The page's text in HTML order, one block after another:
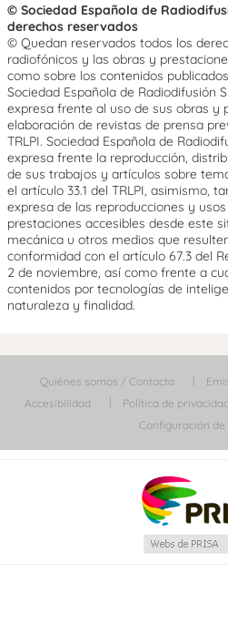
© Sociedad Española de
derechos reservados
© Quedan reservados todos los
radiofónicos y las obras y
como sobre los contenidos
Sociedad Española de Radiodifusión
expresa frente al uso de sus obras y
elaboración de revistas de prensa
TRLPI. Sociedad Española de
expresa frente la reproducción,
de sus trabajos y artículos sobre
el artículo 33.1 del TRLPI, asimismo,
expresa de las reproducciones y
prestaciones accesibles desde este
mecánica u otros medios que
conformidad con el artículo 67.3 del
2 de noviembre, así como frente a
contenidos por tecnologías de
naturaleza y finalidad.
Quiénes somos / Contacta
Accesibilidad
Política de privacidad
Configuración de